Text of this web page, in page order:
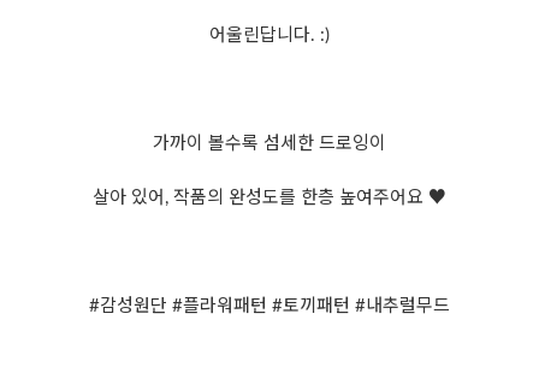
어울린답니다. :)
가까이 볼수록 섬세한 드로잉이
살아 있어, 작품의 완성도를 한층 높여주어요 ♥
#감성원단 #플라워패턴 #토끼패턴 #내추럴무드